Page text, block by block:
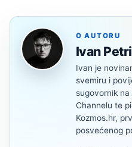
O AUTORU
Ivan
Ivan je
svemiru i
sugovornik
Channelu te
Kozmos.hr,
posvećenog